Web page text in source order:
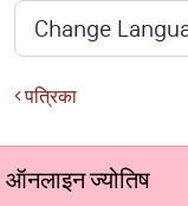
पत्रिका
ऑनलाइन ज्योतिष